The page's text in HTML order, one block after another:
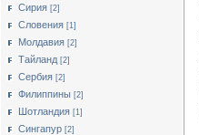
Сирия [2]
Словения [1]
Молдавия [2]
Тайланд [2]
Сербия [2]
Филиппины [2]
Шотландия [1]
Сингапур [2]